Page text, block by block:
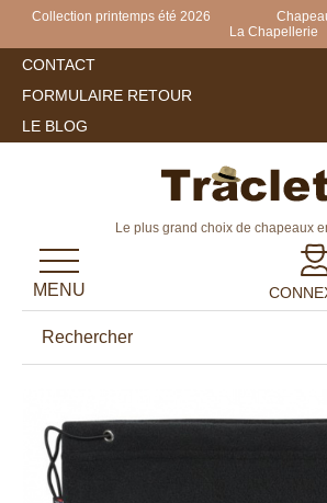
Collection printemps été 2026
La Chapellerie
CONTACT
FORMULAIRE RETOUR
LE BLOG
Le plus grand choix de chapeaux
MENU